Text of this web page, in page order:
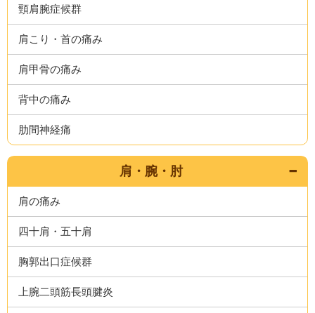
頸肩腕症候群
肩こり・首の痛み
肩甲骨の痛み
背中の痛み
肋間神経痛
肩・腕・肘
肩の痛み
四十肩・五十肩
胸郭出口症候群
上腕二頭筋長頭腱炎